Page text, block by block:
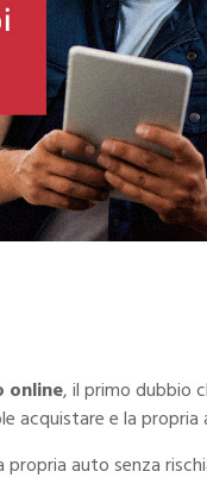
online, il primo dubbio
acquistare e la propria
auto senza